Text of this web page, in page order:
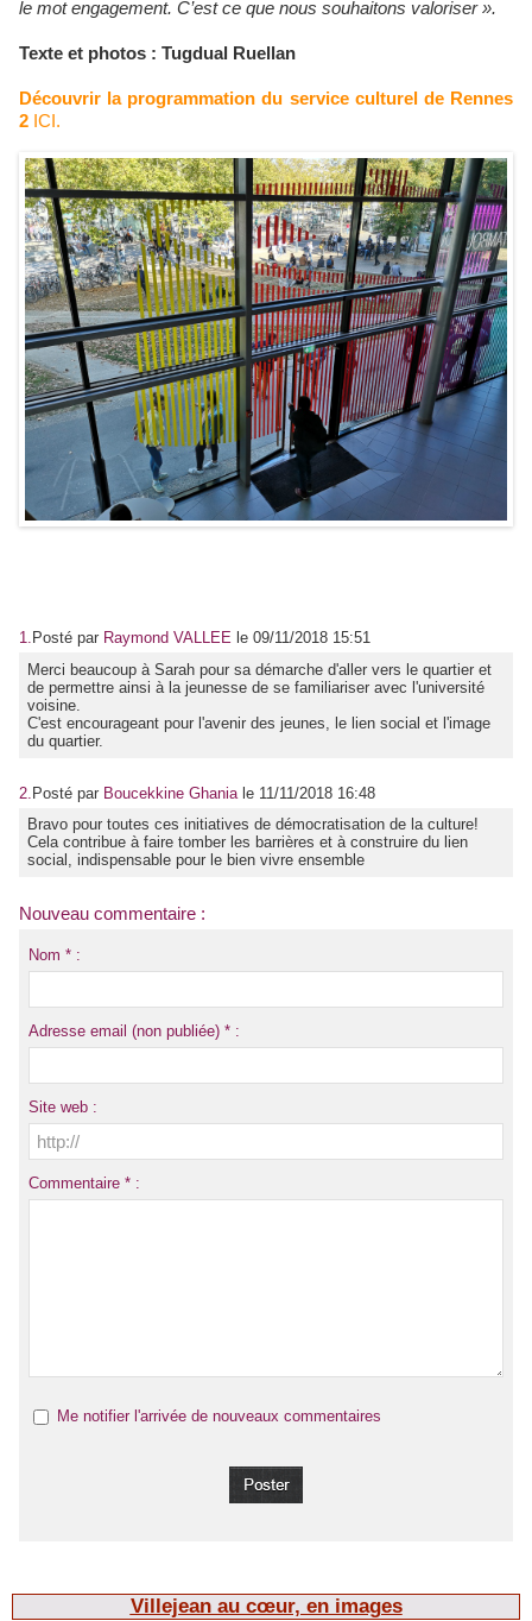
le mot engagement. C’est ce que nous souhaitons valoriser ».
Texte et photos : Tugdual Ruellan
Découvrir la programmation du service culturel de Rennes
2 ICI.
1. Posté par Raymond VALLEE le 09/11/2018 15:51
Merci beaucoup à Sarah pour sa démarche d'aller vers le quartier et
de permettre ainsi à la jeunesse de se familiariser avec l'université
voisine.
C'est encourageant pour l'avenir des jeunes, le lien social et l'image
du quartier.
2. Posté par Boucekkine Ghania le 11/11/2018 16:48
Bravo pour toutes ces initiatives de démocratisation de la culture!
Cela contribue à faire tomber les barrières et à construire du lien
social, indispensable pour le bien vivre ensemble
Nouveau commentaire :
Nom * :
Adresse email (non publiée) * :
Site web :
Commentaire * :
Me notifier l'arrivée de nouveaux commentaires
Villejean au cœur, en images